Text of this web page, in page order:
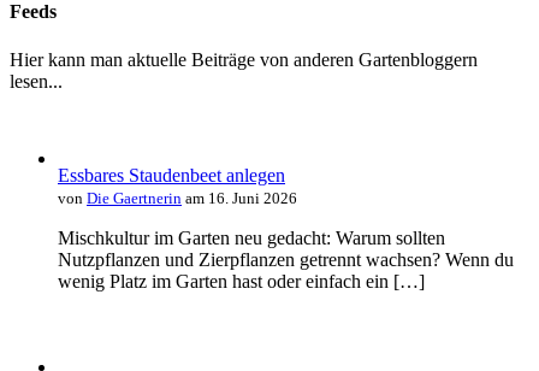
Feeds
Hier kann man aktuelle Beiträge von anderen Gartenbloggern
lesen...
Essbares Staudenbeet anlegen
von Die Gaertnerin am 16. Juni 2026
Mischkultur im Garten neu gedacht: Warum sollten
Nutzpflanzen und Zierpflanzen getrennt wachsen? Wenn du
wenig Platz im Garten hast oder einfach ein […]